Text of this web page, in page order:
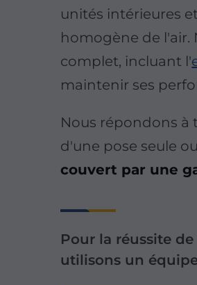
unités intérieures
homogène de l'air.
complet, incluant l'
maintenir ses
Nous répondons à
d'une pose seule
couvert par une
Pour la réussite
utilisons un